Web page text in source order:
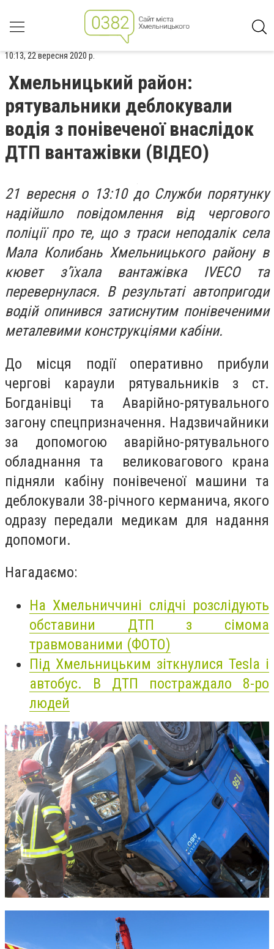
10:13, 22 вересня 2020 р.
Хмельницький район:
рятувальники деблокували
водія з понівеченої внаслідок
ДТП вантажівки (ВІДЕО)
21 вересня о 13:10 до Служби порятунку
надійшло повідомлення від чергового
поліції про те, що з траси неподалік села
Мала Колибань Хмельницького району в
кювет з’їхала вантажівка IVECO та
перевернулася. В результаті автопригоди
водій опинився затиснутим понівеченими
металевими конструкціями кабіни.
До місця події оперативно прибули
чергові караули рятувальників з ст.
Богданівці та Аварійно-рятувального
загону спецпризначення. Надзвичайники
за допомогою аварійно-рятувального
обладнання та великовагового крана
підняли кабіну понівеченої машини та
деблокували 38-річного керманича, якого
одразу передали медикам для надання
допомоги.
Нагадаємо:
На Хмельниччині слідчі розслідують
обставини ДТП з сімома
травмованими (ФОТО)
Під Хмельницьким зіткнулися Tesla і
автобус. В ДТП постраждало 8-ро
людей